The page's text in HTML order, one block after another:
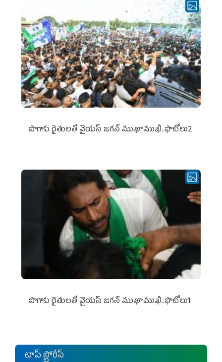
పొగాకు రైతుల‌తో వైయ‌స్ జ‌గ‌న్ ముఖాముఖి..ఫొటోలు2
పొగాకు రైతుల‌తో వైయ‌స్ జ‌గ‌న్ ముఖాముఖి..ఫొటోలు1
టాప్ స్టోరీస్